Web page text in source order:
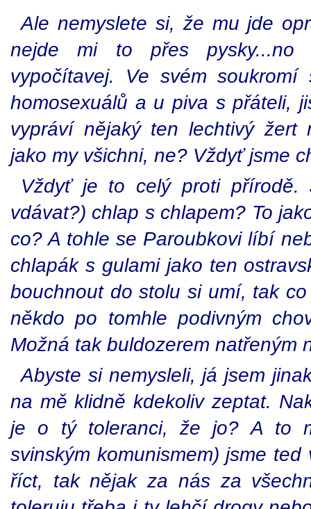
Ale nemyslete si, že mu jde
nejde mi to přes pysky...no
vypočítavej. Ve svém
homosexuálů a u piva s přáteli,
vypráví nějaký ten lechtivý žert
jako my všichni, ne? Vždyť jsme
Vždyť je to celý proti přírodě.
vdávat?) chlap s chlapem? To
co? A tohle se Paroubkovi líbí
chlapák s gulami jako ten
bouchnout do stolu si umí, tak
někdo po tomhle podivným
Možná tak buldozerem natřeným
Abyste si nemysleli, já jsem
na mě klidně kdekoliv zeptat.
je o tý toleranci, že jo? A to
svinským komunismem) jsme
říct, tak nějak za nás za